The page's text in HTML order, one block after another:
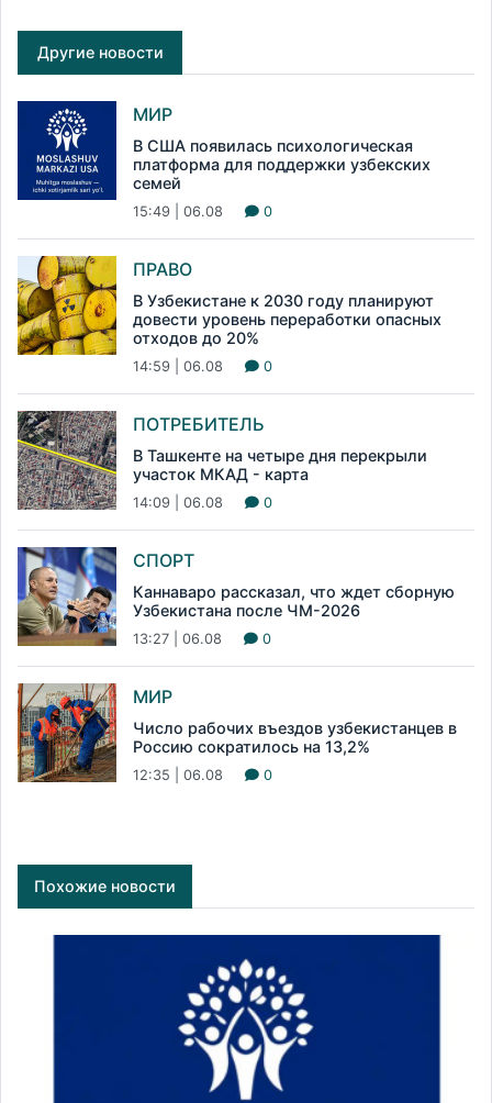
Другие новости
МИР
В США появилась психологическая
платформа для поддержки узбекских
семей
15:49 | 06.08 0
ПРАВО
В Узбекистане к 2030 году планируют
довести уровень переработки опасных
отходов до 20%
14:59 | 06.08 0
ПОТРЕБИТЕЛЬ
В Ташкенте на четыре дня перекрыли
участок МКАД - карта
14:09 | 06.08 0
СПОРТ
Каннаваро рассказал, что ждет сборную
Узбекистана после ЧМ-2026
13:27 | 06.08 0
МИР
Число рабочих въездов узбекистанцев в
Россию сократилось на 13,2%
12:35 | 06.08 0
Похожие новости